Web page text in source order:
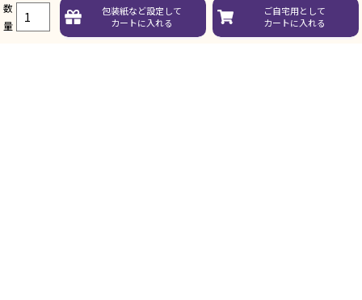
数
量
包装紙など設定して
カートに入れる
ご自宅用として
カートに入れる
ガイド